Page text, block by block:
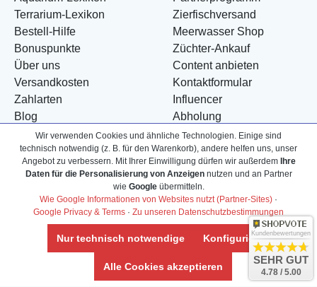
Terrarium-Lexikon
Bestell-Hilfe
Bonuspunkte
Über uns
Versandkosten
Zahlarten
Blog
Zierfischversand
Meerwasser Shop
Züchter-Ankauf
Content anbieten
Kontaktformular
Influencer
Abholung
Wir verwenden Cookies und ähnliche Technologien. Einige sind
technisch notwendig (z. B. für den Warenkorb), andere helfen uns, unser
Angebot zu verbessern. Mit Ihrer Einwilligung dürfen wir außerdem Ihre
Daten für die Personalisierung von Anzeigennutzen und an Partner
wie Googleübermitteln.
Wie Google Informationen von Websites nutzt (Partner-Sites) ·
Google Privacy & Terms · Zu unseren Datenschutzbestimmungen
Nur technisch notwendige Konfigurieren
Alle Cookies akzeptieren
Kundenbewertungen
SEHR GUT
4.78 / 5.00